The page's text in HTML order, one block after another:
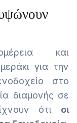
και
για την
στο
διαμονής σε
ότι οι